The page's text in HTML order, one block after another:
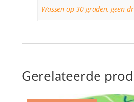
Wassen op 30 graden, geen
Gerelateerde